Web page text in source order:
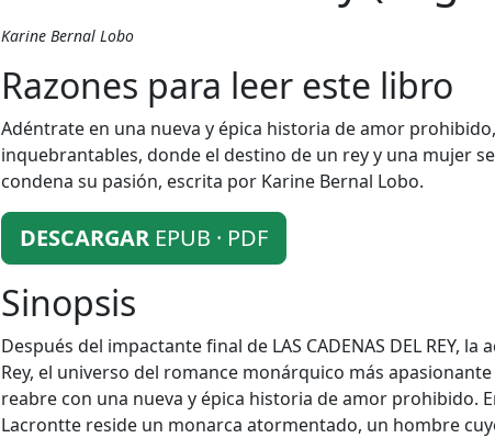
Karine Bernal Lobo
Razones para leer este libro
Adéntrate en una nueva y épica historia de amor
inquebrantables, donde el destino de un rey y una mujer
condena su pasión, escrita por Karine Bernal Lobo.
DESCARGAR EPUB · PDF
Sinopsis
Después del impactante final de LAS CADENAS DEL REY,
Rey, el universo del romance monárquico más
reabre con una nueva y épica historia de amor prohibido.
Lacrontte reside un monarca atormentado, un hombre